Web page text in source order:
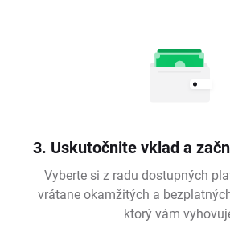
3. Uskutočnite vklad a
Vyberte si z radu dostupných
vrátane okamžitých a
ktorý vám